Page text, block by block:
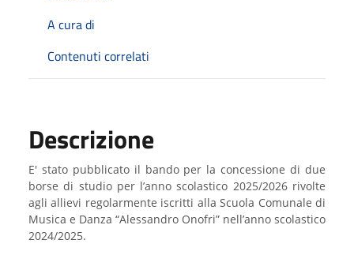
A cura di
Contenuti correlati
Descrizione
E' stato pubblicato il bando per la concessione di due
borse di studio per l’anno scolastico 2025/2026 rivolte
agli allievi regolarmente iscritti alla Scuola Comunale di
Musica e Danza “Alessandro Onofri” nell’anno scolastico
2024/2025.